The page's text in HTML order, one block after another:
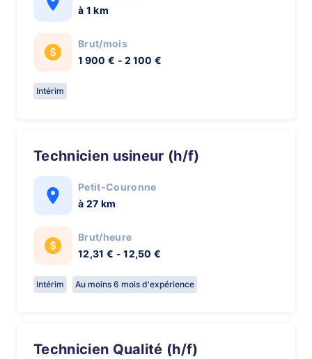
à 1 km
Brut/mois
1 900 € - 2 100 €
Intérim
Technicien usineur (h/f)
Petit-Couronne
à 27 km
Brut/heure
12,31 € - 12,50 €
Intérim Au moins 6 mois d'expérience
Technicien Qualité (h/f)